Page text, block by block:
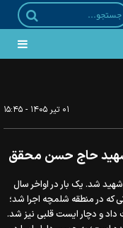
دشمن بود
۰۱ تير ۱۴۰۵ - ۱۵:۴۵
شهید حاج حسن محقق
حسن محقق ،فرمانده گردان حبیب؛ 2 بار شهید شد. یک بار در اواخر سال
که در منطقه شلمچه اجرا شد؛
داد و دچار ایست قلبی نیز شد.